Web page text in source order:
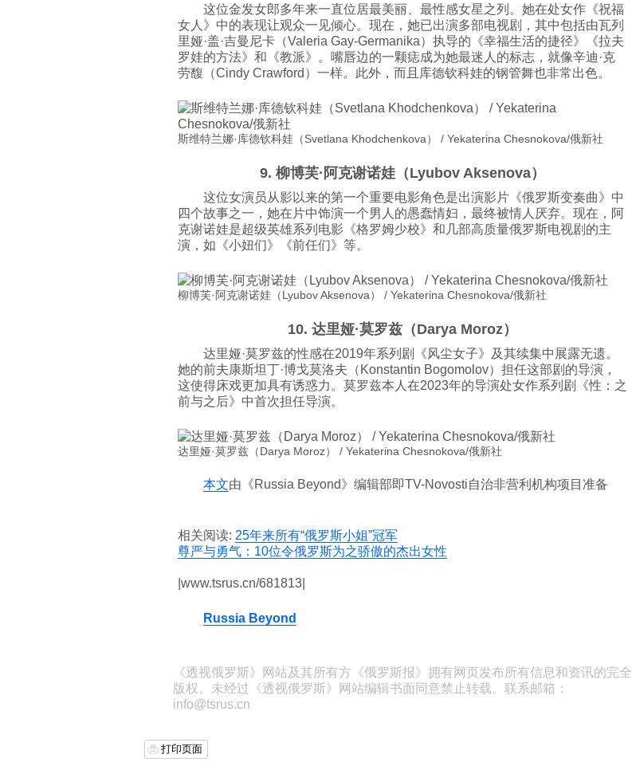
这位金发女郎多年来一直位居最美丽、最性感女星之列。她在处女作《祝福
女人》中的表现让观众一见倾心。现在，她已出演多部电视剧，其中包括由瓦列
里娅·盖·吉曼尼卡（Valeria Gay-Germanika）执导的《幸福生活的捷径》《拉夫
罗娃的方法》和《教派》。嘴唇边的一颗痣成为她最迷人的标志，就像辛迪·克
劳馥（Cindy Crawford）一样。此外，而且库德钦科娃的钢管舞也非常出色。
斯维特兰娜·库德钦科娃（Svetlana Khodchenkova） / Yekaterina Chesnokova/俄新社
9. 柳博芙·阿克谢诺娃（Lyubov Aksenova）
这位女演员从影以来的第一个重要电影角色是出演影片《俄罗斯变奏曲》中
四个故事之一，她在片中饰演一个男人的愚蠢情妇，最终被情人厌弃。现在，阿
克谢诺娃是超级英雄系列电影《格罗姆少校》和几部高质量俄罗斯电视剧的主
演，如《小妞们》《前任们》等。
柳博芙·阿克谢诺娃（Lyubov Aksenova） / Yekaterina Chesnokova/俄新社
10. 达里娅·莫罗兹（Darya Moroz）
达里娅·莫罗兹的性感在2019年系列剧《风尘女子》及其续集中展露无遗。
她的前夫康斯坦丁·博戈莫洛夫（Konstantin Bogomolov）担任这部剧的导演，
这使得床戏更加具有诱惑力。莫罗兹本人在2023年的导演处女作系列剧《性：之
前与之后》中首次担任导演。
达里娅·莫罗兹（Darya Moroz） / Yekaterina Chesnokova/俄新社
本文由《Russia Beyond》编辑部即TV-Novosti自治非营利机构项目准备
相关阅读: 25年来所有“俄罗斯小姐”冠军
尊严与勇气：10位令俄罗斯为之骄傲的杰出女性
|www.tsrus.cn/681813|
Russia Beyond
《透视俄罗斯》网站及其所有方《俄罗斯报》拥有网页发布所有信息和资讯的完全
版权。未经过《透视俄罗斯》网站编辑书面同意禁止转载。联系邮箱：
info@tsrus.cn
打印页面